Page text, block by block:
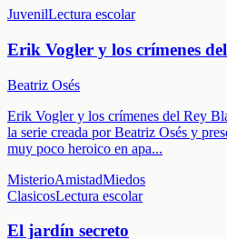
JuvenilLectura escolar
Erik Vogler y los crímenes
Beatriz Osés
Erik Vogler y los crímenes del Rey
la serie creada por Beatriz Osés y
muy poco heroico en apa...
MisterioAmistadMiedos
ClasicosLectura escolar
El jardín secreto